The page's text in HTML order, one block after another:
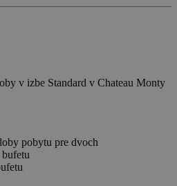
v izbe Standard v Chateau Monty
pobytu pre dvoch